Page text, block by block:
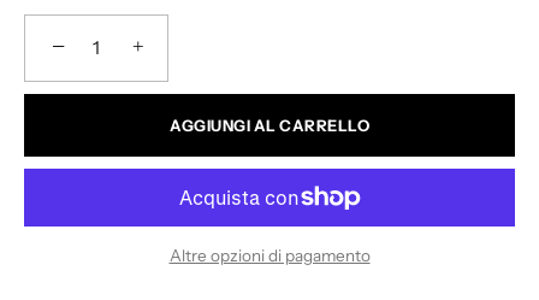
− +
AGGIUNGI AL CARRELLO
Altre opzioni di pagamento